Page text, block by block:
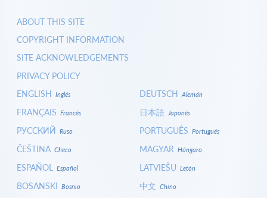
ABOUT THIS SITE
COPYRIGHT INFORMATION
SITE ACKNOWLEDGEMENTS
PRIVACY POLICY
ENGLISH Inglés
FRANÇAIS Francés
РУССКИЙ Ruso
ČEŠTINA Checo
ESPAÑOL Español
BOSANSKI Bosnio
DEUTSCH Alemán
日本語 Japonés
PORTUGUÊS Portugués
MAGYAR Húngaro
LATVIEŠU Letón
中文 Chino